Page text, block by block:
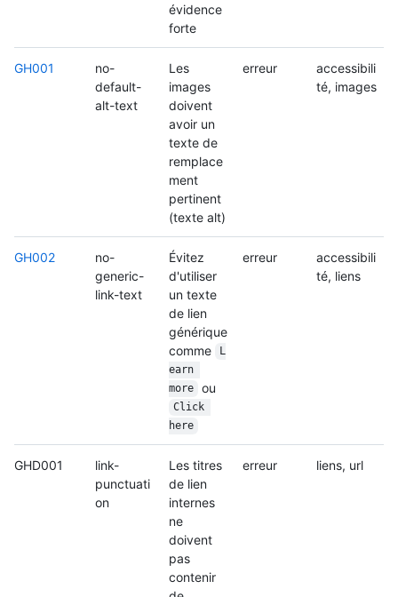
évidence
forte
GH001
no-
default-
alt-text
Les
images
doivent
avoir un
texte de
remplace
ment
pertinent
(texte alt)
erreur
accessibili
té, images
GH002
no-
generic-
link-text
Évitez
d'utiliser
un texte
de lien
générique
comme
L
earn
more
ou
Click
here
erreur
accessibili
té, liens
GHD001
link-
punctuati
on
Les titres
de lien
internes
ne
doivent
pas
contenir
erreur liens, url